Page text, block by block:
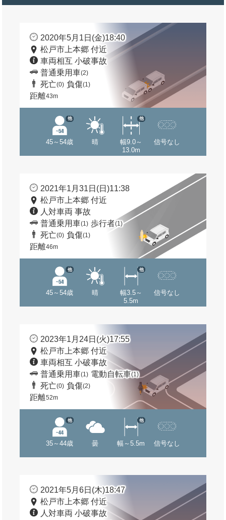
2020年5月1日(金)18:40
松戸市上本郷 付近
車両相互 小破事故
普通乗用車(2)
死亡(0) 負傷(1)
距離43m
45～54歳
他
晴
幅9.0～
13.0m
他
信号なし
2021年1月31日(日)11:38
松戸市上本郷 付近
人対車両 事故
普通乗用車(1) 歩行者(1)
死亡(0) 負傷(1)
距離46m
45～54歳
他
晴
幅3.5～
5.5m
他
信号なし
2023年1月24日(火)17:55
松戸市上本郷 付近
車両相互 小破事故
普通乗用車(1) 電動自転車(1)
死亡(0) 負傷(2)
距離52m
35～44歳
他
曇 幅～5.5m
他
信号なし
2021年5月6日(木)18:47
松戸市上本郷 付近
人対車両 小破事故